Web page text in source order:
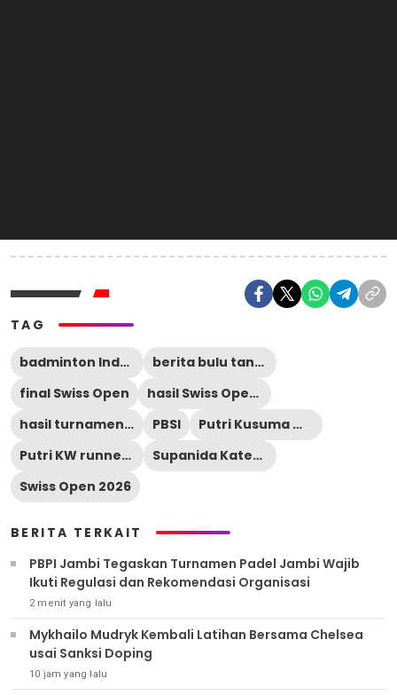
TAG
badminton Indonesia
berita bulu tangkis
final Swiss Open
hasil Swiss Open 2026
hasil turnamen bulu tangkis
PBSI
Putri Kusuma Wardani
Putri KW runner up
Supanida Katethong
Swiss Open 2026
BERITA TERKAIT
PBPI Jambi Tegaskan Turnamen Padel Jambi Wajib
Ikuti Regulasi dan Rekomendasi Organisasi
2 menit yang lalu
Mykhailo Mudryk Kembali Latihan Bersama Chelsea
usai Sanksi Doping
10 jam yang lalu